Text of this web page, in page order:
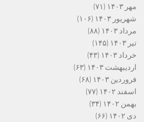
مهر ۱۴۰۳
(۷۱)
شهریور ۱۴۰۳
(۱۰۶)
مرداد ۱۴۰۳
(۸۸)
تیر ۱۴۰۳
(۱۴۵)
خرداد ۱۴۰۳
(۴۳)
اردیبهشت ۱۴۰۳
(۶۳)
فروردین ۱۴۰۳
(۶۸)
اسفند ۱۴۰۲
(۷۷)
بهمن ۱۴۰۲
(۳۴)
دی ۱۴۰۲
(۶۶)